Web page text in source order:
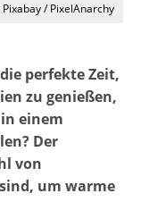
Pixabay / PixelAnarchy
perfekte Zeit,
zu genießen,
einem
Der
von
um warme